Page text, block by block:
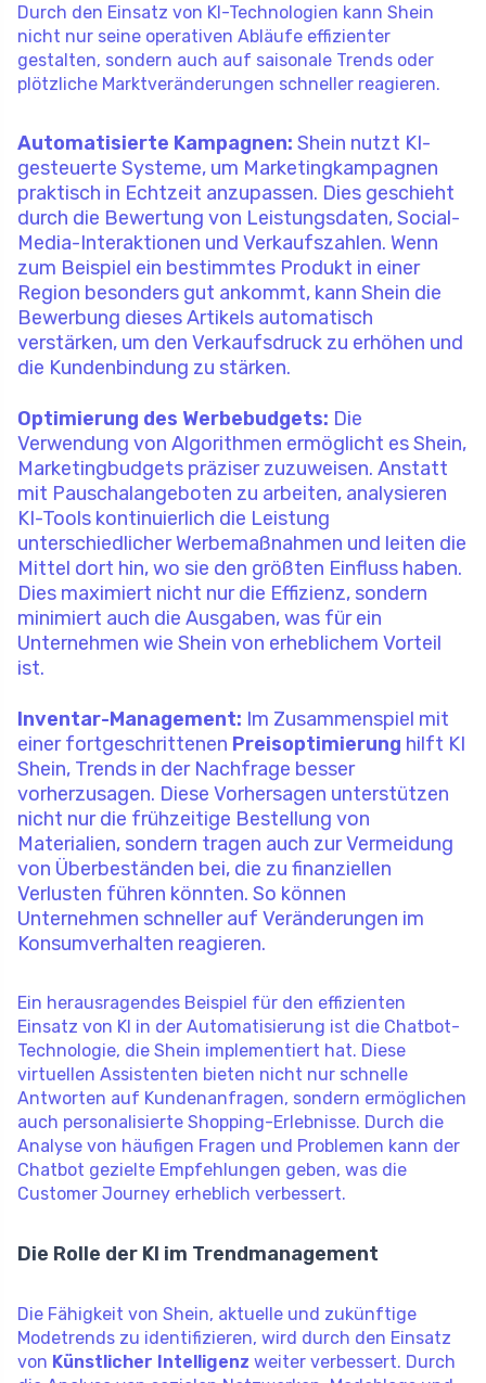
Durch den Einsatz von KI-Technologien kann Shein
nicht nur seine operativen Abläufe effizienter
gestalten, sondern auch auf saisonale Trends oder
plötzliche Marktveränderungen schneller reagieren.
Automatisierte Kampagnen: Shein nutzt KI-
gesteuerte Systeme, um Marketingkampagnen
praktisch in Echtzeit anzupassen. Dies geschieht
durch die Bewertung von Leistungsdaten, Social-
Media-Interaktionen und Verkaufszahlen. Wenn
zum Beispiel ein bestimmtes Produkt in einer
Region besonders gut ankommt, kann Shein die
Bewerbung dieses Artikels automatisch
verstärken, um den Verkaufsdruck zu erhöhen und
die Kundenbindung zu stärken.
Optimierung des Werbebudgets: Die
Verwendung von Algorithmen ermöglicht es Shein,
Marketingbudgets präziser zuzuweisen. Anstatt
mit Pauschalangeboten zu arbeiten, analysieren
KI-Tools kontinuierlich die Leistung
unterschiedlicher Werbemaßnahmen und leiten die
Mittel dort hin, wo sie den größten Einfluss haben.
Dies maximiert nicht nur die Effizienz, sondern
minimiert auch die Ausgaben, was für ein
Unternehmen wie Shein von erheblichem Vorteil
ist.
Inventar-Management: Im Zusammenspiel mit
einer fortgeschrittenen Preisoptimierung hilft KI
Shein, Trends in der Nachfrage besser
vorherzusagen. Diese Vorhersagen unterstützen
nicht nur die frühzeitige Bestellung von
Materialien, sondern tragen auch zur Vermeidung
von Überbeständen bei, die zu finanziellen
Verlusten führen könnten. So können
Unternehmen schneller auf Veränderungen im
Konsumverhalten reagieren.
Ein herausragendes Beispiel für den effizienten
Einsatz von KI in der Automatisierung ist die Chatbot-
Technologie, die Shein implementiert hat. Diese
virtuellen Assistenten bieten nicht nur schnelle
Antworten auf Kundenanfragen, sondern ermöglichen
auch personalisierte Shopping-Erlebnisse. Durch die
Analyse von häufigen Fragen und Problemen kann der
Chatbot gezielte Empfehlungen geben, was die
Customer Journey erheblich verbessert.
Die Rolle der KI im Trendmanagement
Die Fähigkeit von Shein, aktuelle und zukünftige
Modetrends zu identifizieren, wird durch den Einsatz
von Künstlicher Intelligenz weiter verbessert. Durch